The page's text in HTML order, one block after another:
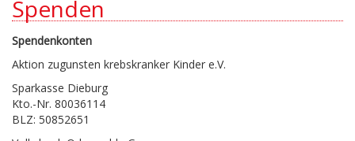
Spenden
Spendenkonten
Aktion zugunsten krebskranker Kinder e.V.
Sparkasse Dieburg
Kto.-Nr. 80036114
BLZ: 50852651